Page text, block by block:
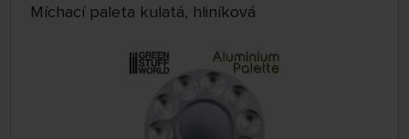
Míchací paleta kulatá, hliníková